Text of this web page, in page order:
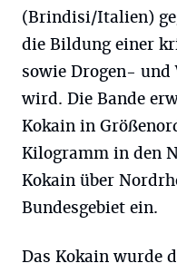
(Brindisi/Italien)
die Bildung einer
sowie Drogen- und
wird. Die Bande
Kokain in
Kilogramm in den
Kokain über
Bundesgebiet ein.
Das Kokain wurde